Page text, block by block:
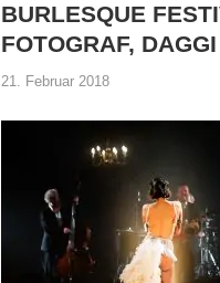
BURLESQUE
FOTOGRAF,
21. Februar 2018